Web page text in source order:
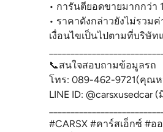
• การันตียอดขายมากกว่า
• ราคาดังกล่าวยังไม่รวมค่
เงื่อนไขเป็นไปตามที่บริษั
📞สนใจสอบถามข้อมูลรถ
โทร: 089-462-9721(คุณ
LINE ID: @carsxusedcar
#CARSX #คาร์สเอ็กซ์ #